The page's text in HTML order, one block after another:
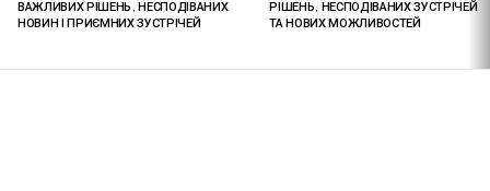
ВАЖЛИВИХ РІШЕНЬ, НЕСПОДІВАНИХ
НОВИН І ПРИЄМНИХ ЗУСТРІЧЕЙ
РІШЕНЬ, НЕСПОДІВАНИХ ЗУСТРІЧЕЙ
ТА НОВИХ МОЖЛИВОСТЕЙ